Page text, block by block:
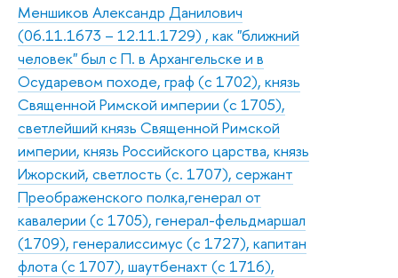
Меншиков Александр Данилович
(06.11.1673 – 12.11.1729) , как "ближний
человек" был с П. в Архангельске и в
Осударевом походе, граф (с 1702), князь
Священной Римской империи (с 1705),
светлейший князь Священной Римской
империи, князь Российского царства, князь
Ижорский, светлость (с. 1707), сержант
Преображенского полка,генерал от
кавалерии (с 1705), генерал-фельдмаршал
(1709), генералиссимус (с 1727), капитан
флота (с 1707), шаутбенахт (с 1716),